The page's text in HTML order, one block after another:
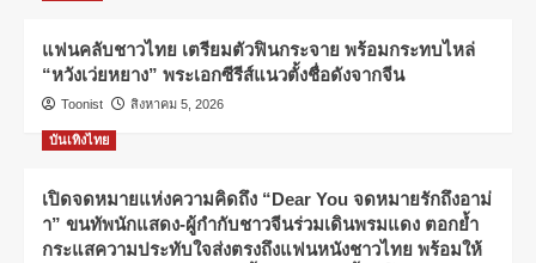
แฟนคลับชาวไทย เตรียมตัวฟินกระจาย พร้อมกระทบไหล่
“หวังเว่ยหยาง” พระเอกซีรีส์แนวตั้งชื่อดังจากจีน
Toonist สิงหาคม 5, 2026
บันเทิงไทย
เปิดจดหมายแห่งความคิดถึง “Dear You จดหมายรักถึงอาม่
า” ขนทัพนักแสดง-ผู้กำกับชาวจีนร่วมเดินพรมแดง ตอกย้ำ
กระแสความประทับใจส่งตรงถึงแฟนหนังชาวไทย พร้อมให้